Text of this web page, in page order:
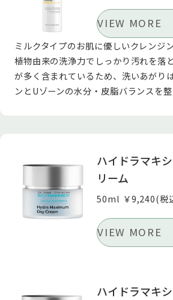
VIEW MORE
ミルクタイプのお肌に優しいクレンジ
植物由来の洗浄力でしっかり汚れを落
が多く含まれているため、洗いあがり
ンとUゾーンの水分・皮脂バランスを整
ハイドラマキ
リーム
50ml ￥9,240(税
VIEW MORE
ハイドラマキ